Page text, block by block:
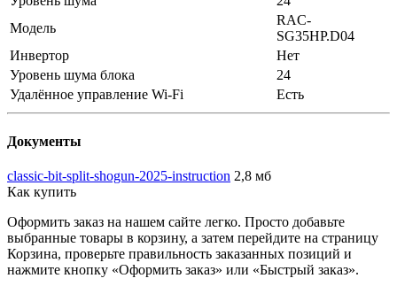
Модель
RAC-
SG35HP.D04
Инвертор
Нет
Уровень шума блока
24
Удалённое управление Wi-Fi
Есть
Документы
classic-bit-split-shogun-2025-instruction 2,8 мб
Как купить
Оформить заказ на нашем сайте легко. Просто добавьте
выбранные товары в корзину, а затем перейдите на страницу
Корзина, проверьте правильность заказанных позиций и
нажмите кнопку «Оформить заказ» или «Быстрый заказ».